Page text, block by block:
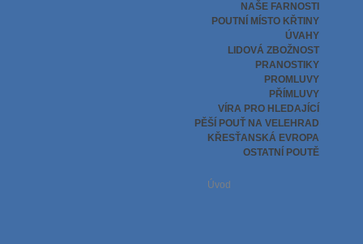
NAŠE FARNOSTI
POUTNÍ MÍSTO KŘTINY
ÚVAHY
LIDOVÁ ZBOŽNOST
PRANOSTIKY
PROMLUVY
PŘÍMLUVY
VÍRA PRO HLEDAJÍCÍ
PĚŠÍ POUŤ NA VELEHRAD
KŘESŤANSKÁ EVROPA
OSTATNÍ POUTĚ
Úvod